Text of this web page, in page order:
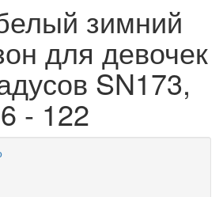
зимний
для девочек
SN173,
- 122